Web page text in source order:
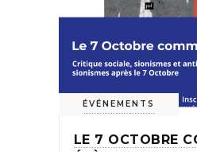
ÉVÉNEMENTS
LE 7 OCTOBRE